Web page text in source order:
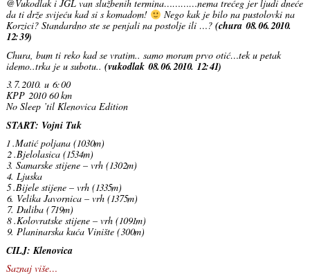
@Vukodlak i JGL van službenih termina…………nema trećeg jer ljudi dneće
da ti drže svijeću kad si s komadom!
Nego kak je bilo na pustolovki na
Korzici? Standardno ste se penjali na postolje ili …? (chura 08.06.2010.
12:39)
Chura, bum ti reko kad se vratim.. samo moram prvo otić…tek u petak
idemo..trka je u subotu.. (vukodlak 08.06.2010. 12:41)
3.7.2010. u 6:00
KPP 2010 60 km
No Sleep ’til Klenovica Edition
START: Vojni Tuk
1 .Matić poljana (1030m)
2 .Bjelolasica (1534m)
3. Samarske stijene – vrh (1302m)
4. Ljuska
5 .Bijele stijene – vrh (1335m)
6. Velika Javornica – vrh (1375m)
7. Duliba (719m)
8 .Kolovratske stijene – vrh (1091m)
9. Planinarska kuća Vinište (300m)
CILJ: Klenovica
Saznaj više…